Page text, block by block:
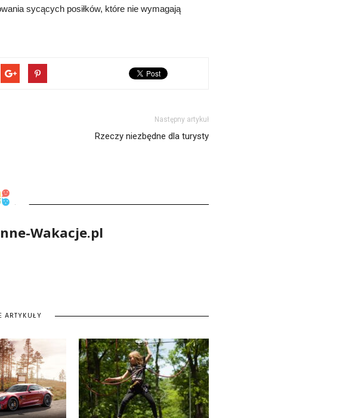
sycących posiłków, które nie wymagają
Następny artykuł
Rzeczy niezbędne dla turysty
Wakacje.pl
ARTYKUŁY